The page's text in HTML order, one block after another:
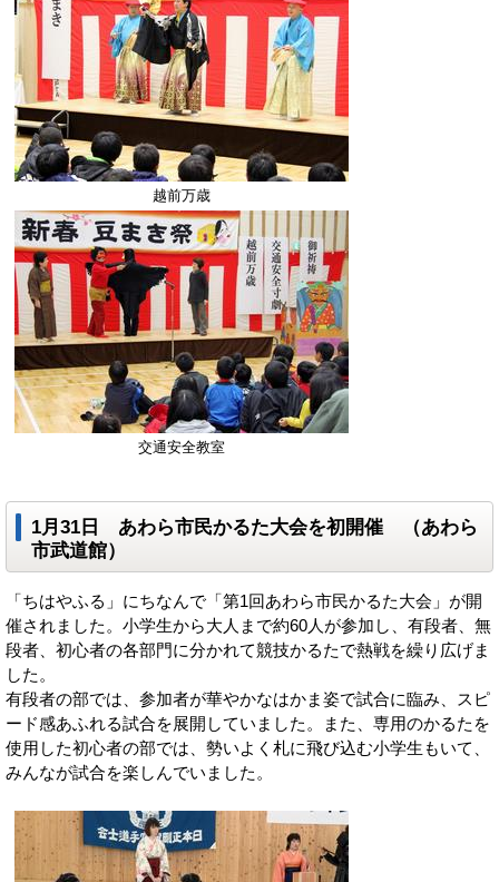
越前万歳
交通安全教室
1月31日 あわら市民かるた大会を初開催 （あわら
市武道館）
「ちはやふる」にちなんで「第1回あわら市民かるた大会」が開
催されました。小学生から大人まで約60人が参加し、有段者、無
段者、初心者の各部門に分かれて競技かるたで熱戦を繰り広げま
した。
有段者の部では、参加者が華やかなはかま姿で試合に臨み、スピ
ード感あふれる試合を展開していました。また、専用のかるたを
使用した初心者の部では、勢いよく札に飛び込む小学生もいて、
みんなが試合を楽しんでいました。